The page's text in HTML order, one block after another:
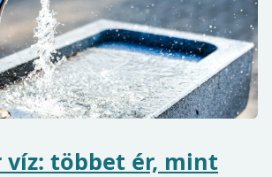
víz: többet ér, mint